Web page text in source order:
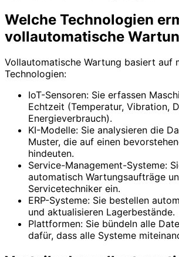
Welche Technologien
vollautomatische
Vollautomatische Wartung basiert auf
Technologien:
IoT-Sensoren: Sie erfassen
Echtzeit (Temperatur, Vibration,
Energieverbrauch).
KI-Modelle: Sie analysieren die
Muster, die auf einen
hindeuten.
Service-Management-Systeme:
automatisch Wartungsaufträge
Servicetechniker ein.
ERP-Systeme: Sie bestellen
und aktualisieren Lagerbestände.
Plattformen: Sie bündeln alle
dafür, dass alle Systeme